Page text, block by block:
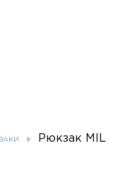
Рюкзак MIL